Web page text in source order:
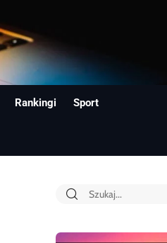
Rankingi Sport